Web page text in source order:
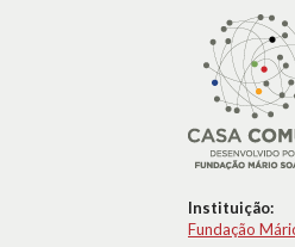
Instituição:
Fundação